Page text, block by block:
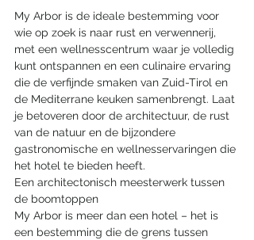
My Arbor is de ideale bestemming voor
wie op zoek is naar rust en verwennerij,
met een wellnesscentrum waar je volledig
kunt ontspannen en een culinaire ervaring
die de verfijnde smaken van Zuid-Tirol en
de Mediterrane keuken samenbrengt. Laat
je betoveren door de architectuur, de rust
van de natuur en de bijzondere
gastronomische en wellnesservaringen die
het hotel te bieden heeft.
Een architectonisch meesterwerk tussen
de boomtoppen
My Arbor is meer dan een hotel – het is
een bestemming die de grens tussen